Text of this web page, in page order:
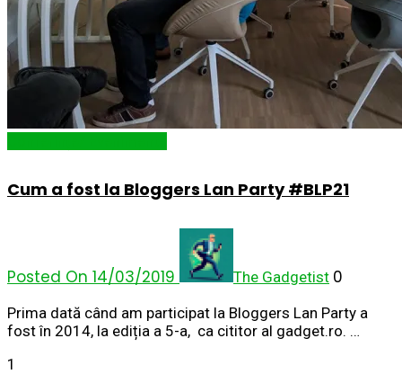
Cum a fost la Bloggers Lan Party #BLP21
Posted On 14/03/2019 The Gadgetist 0
Prima dată când am participat la Bloggers Lan Party a
fost în 2014, la ediția a 5-a, ca cititor al gadget.ro. …
1